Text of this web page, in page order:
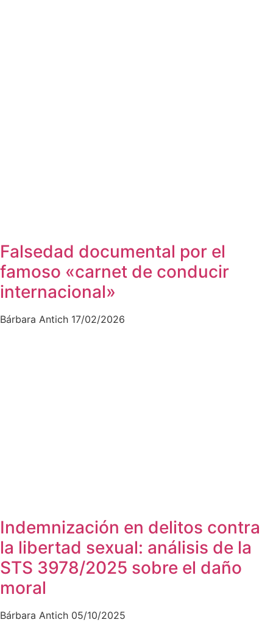
Falsedad documental por el
famoso «carnet de conducir
internacional»
Bárbara Antich 17/02/2026
Indemnización en delitos contra
la libertad sexual: análisis de la
STS 3978/2025 sobre el daño
moral
Bárbara Antich 05/10/2025